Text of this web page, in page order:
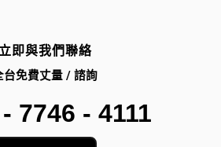
即與我們聯絡
台免費丈量 / 諮詢
7746 - 4111